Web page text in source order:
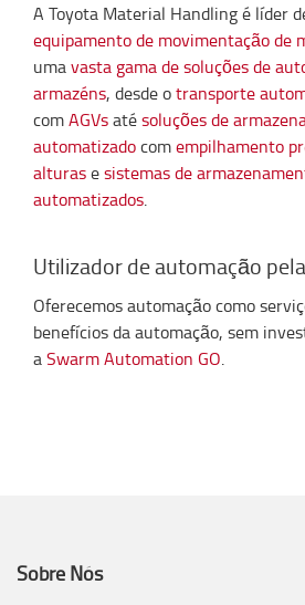
A Toyota Material Handling é líder
equipamento de movimentação de
umavasta gama de soluções de
armazéns, desde otransporte
comAGVsatésoluções de
automatizadocomempilhamento
alturasesistemas de
automatizados.
Utilizador de automação
Oferecemos automação como
benefícios da automação, sem
aSwarm Automation GO.
Sobre Nós